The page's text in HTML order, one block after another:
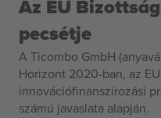
Az EU
pecsétje
A Ticombo GmbH
Horizont 2020-ban, az
innovációfinanszírozási
számú javaslata alapján.